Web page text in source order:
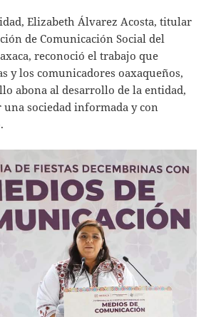
Elizabeth Álvarez Acosta, titular
de Comunicación Social del
reconoció el trabajo que
y los comunicadores oaxaqueños,
abona al desarrollo de la entidad,
sociedad informada y con